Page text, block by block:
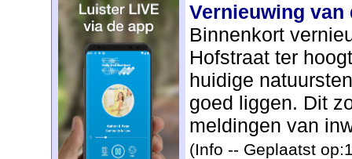
Vernieuwing van
Binnenkort
Hofstraat ter
huidige
goed liggen. Dit
meldingen van
(Info -- Geplaatst